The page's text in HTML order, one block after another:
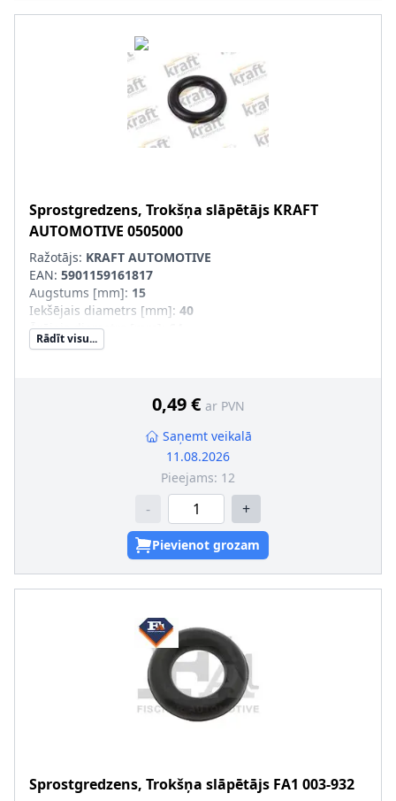
Sprostgredzens, Trokšņa slāpētājs KRAFT
AUTOMOTIVE 0505000
Ražotājs: KRAFT AUTOMOTIVE
EAN: 5901159161817
Augstums [mm]: 15
Iekšējais diametrs [mm]: 40
Ārējais diametrs [mm]
Produkcijas numurs
Rādīt visu...
0,49 € ar PVN
Saņemt veikalā
11.08.2026
Pieejams: 12
- +
Pievienot grozam
Sprostgredzens, Trokšņa slāpētājs FA1 003-932